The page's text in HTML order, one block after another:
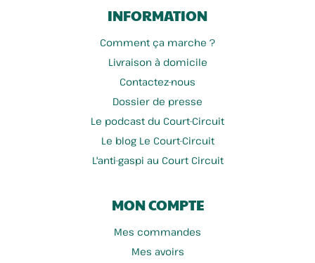
INFORMATION
Comment ça marche ?
Livraison à domicile
Contactez-nous
Dossier de presse
Le podcast du Court-Circuit
Le blog Le Court-Circuit
L'anti-gaspi au Court Circuit
MON COMPTE
Mes commandes
Mes avoirs